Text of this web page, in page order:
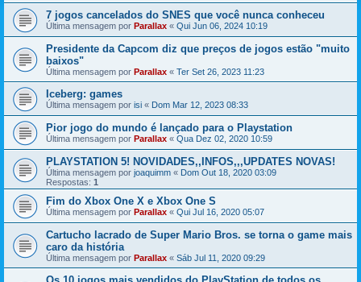
7 jogos cancelados do SNES que você nunca conheceu
Última mensagem por Parallax « Qui Jun 06, 2024 10:19
Presidente da Capcom diz que preços de jogos estão "muito
baixos"
Última mensagem por Parallax « Ter Set 26, 2023 11:23
Iceberg: games
Última mensagem por isi « Dom Mar 12, 2023 08:33
Pior jogo do mundo é lançado para o Playstation
Última mensagem por Parallax « Qua Dez 02, 2020 10:59
PLAYSTATION 5! NOVIDADES,,INFOS,,,UPDATES NOVAS!
Última mensagem por joaquimm « Dom Out 18, 2020 03:09
Respostas: 1
Fim do Xbox One X e Xbox One S
Última mensagem por Parallax « Qui Jul 16, 2020 05:07
Cartucho lacrado de Super Mario Bros. se torna o game mais
caro da história
Última mensagem por Parallax « Sáb Jul 11, 2020 09:29